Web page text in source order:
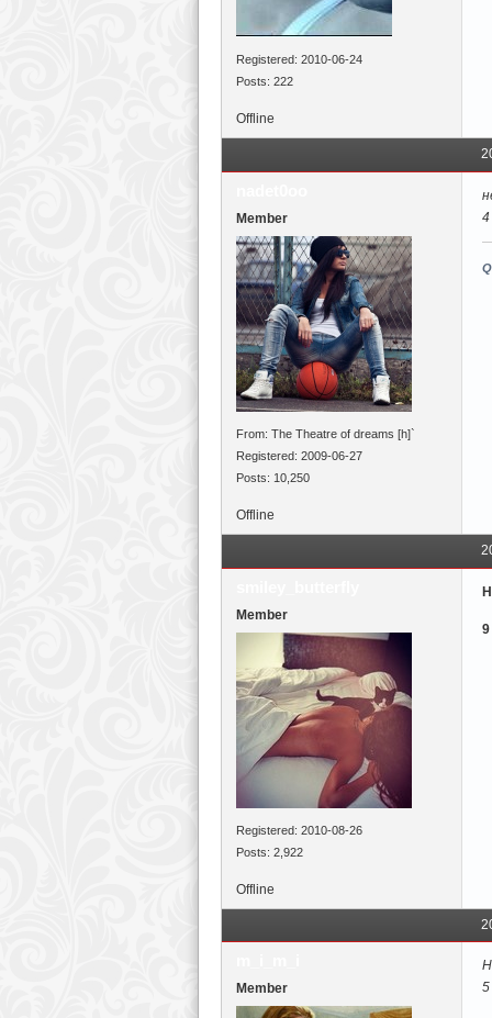
Registered: 2010-06-24
Posts: 222
Offline
Member
From: The Theatre of dreams [h]`
Registered: 2009-06-27
Posts: 10,250
4
Offline
Member
Registered: 2010-08-26
Posts: 2,922
9
Offline
Member
5